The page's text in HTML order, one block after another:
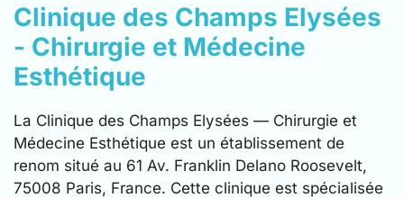
Clinique des Champs Elysées
- Chirurgie et Médecine
Esthétique
La Clinique des Champs Elysées — Chirurgie et
Médecine Esthétique est un établissement de
renom situé au 61 Av. Franklin Delano Roosevelt,
75008 Paris, France. Cette clinique est spécialisée